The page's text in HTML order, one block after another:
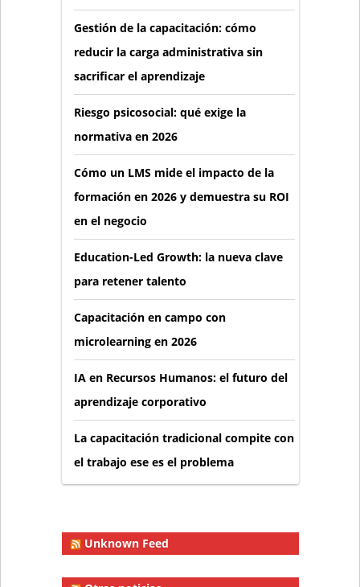
Gestión de la capacitación: cómo
reducir la carga administrativa sin
sacrificar el aprendizaje
Riesgo psicosocial: qué exige la
normativa en 2026
Cómo un LMS mide el impacto de la
formación en 2026 y demuestra su ROI
en el negocio
Education-Led Growth: la nueva clave
para retener talento
Capacitación en campo con
microlearning en 2026
IA en Recursos Humanos: el futuro del
aprendizaje corporativo
La capacitación tradicional compite con
el trabajo ese es el problema
Unknown Feed